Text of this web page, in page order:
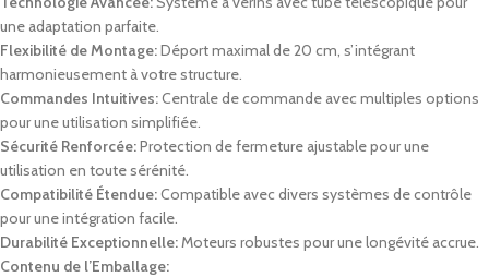
une adaptation parfaite.
Flexibilité de Montage:Déport maximal de 20 cm, s’intégrant
harmonieusement à votre structure.
Commandes Intuitives:Centrale de commande avec multiples options
pour une utilisation simplifiée.
Sécurité Renforcée:Protection de fermeture ajustable pour une
utilisation en toute sérénité.
Compatibilité Étendue:Compatible avec divers systèmes de contrôle
pour une intégration facile.
Durabilité Exceptionnelle:Moteurs robustes pour une longévité accrue.
Contenu de l’Emballage: